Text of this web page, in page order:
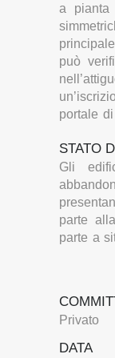
a pianta
può
portale
STATO
Gli
parte
parte a
Privato
DATA